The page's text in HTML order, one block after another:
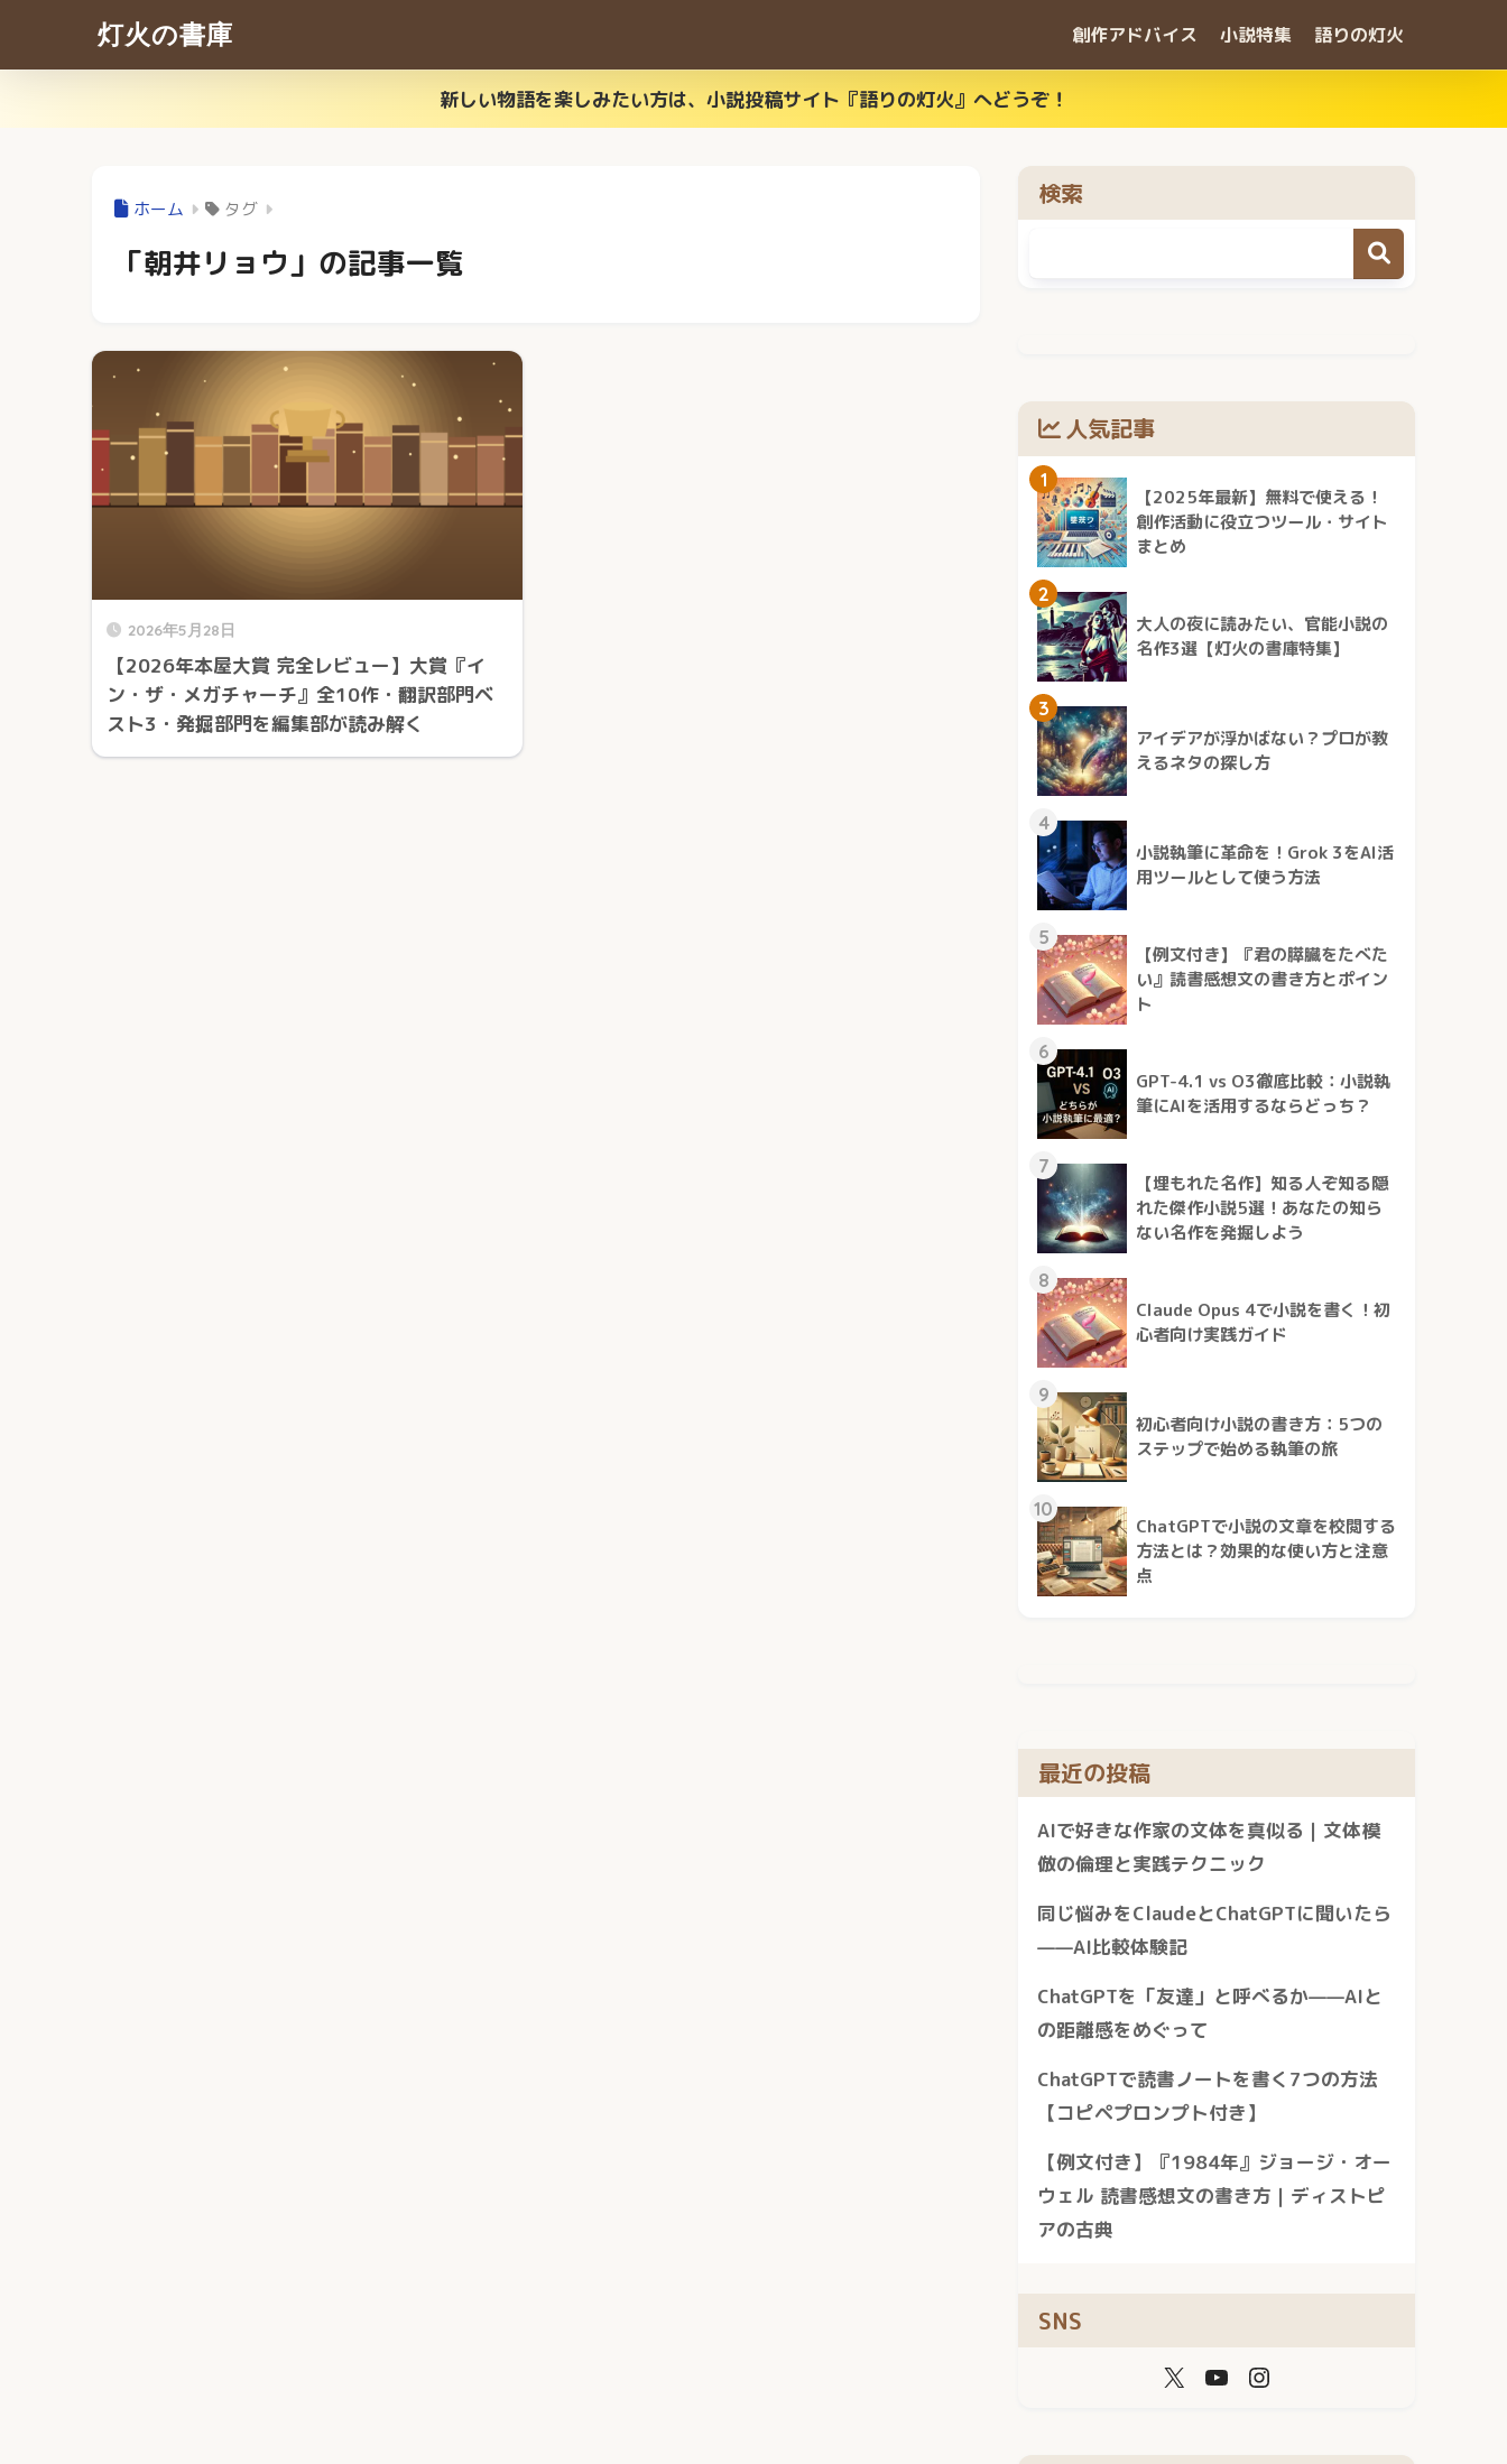
灯火の書庫 創作アドバイス 小説特集 語りの灯火
新しい物語を楽しみたい方は、小説投稿サイト『語りの灯火』へどうぞ！
ホーム タグ
「朝井リョウ」の記事一覧
2026年5月28日
【2026年本屋大賞 完全レビュー】大賞『イ
ン・ザ・メガチャーチ』全10作・翻訳部門ベ
スト3・発掘部門を編集部が読み解く
検索
人気記事
1
【2025年最新】無料で使える！
創作活動に役立つツール・サイト
まとめ
2
大人の夜に読みたい、官能小説の
名作3選【灯火の書庫特集】
3
アイデアが浮かばない？プロが教
えるネタの探し方
4
小説執筆に革命を！Grok 3をAI活
用ツールとして使う方法
5
【例文付き】『君の膵臓をたべた
い』読書感想文の書き方とポイン
ト
6
GPT-4.1 vs O3徹底比較：小説執
筆にAIを活用するならどっち？
7
【埋もれた名作】知る人ぞ知る隠
れた傑作小説5選！あなたの知ら
ない名作を発掘しよう
8
Claude Opus 4で小説を書く！初
心者向け実践ガイド
9
初心者向け小説の書き方：5つの
ステップで始める執筆の旅
10
ChatGPTで小説の文章を校閲する
方法とは？効果的な使い方と注意
点
最近の投稿
AIで好きな作家の文体を真似る｜文体模
倣の倫理と実践テクニック
同じ悩みをClaudeとChatGPTに聞いたら
——AI比較体験記
ChatGPTを「友達」と呼べるか——AIと
の距離感をめぐって
ChatGPTで読書ノートを書く7つの方法
【コピペプロンプト付き】
【例文付き】『1984年』ジョージ・オー
ウェル 読書感想文の書き方｜ディストピ
アの古典
SNS